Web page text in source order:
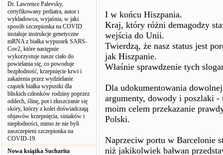
Dr. Lawrence Palevsky,
certyfikowany pediatra, autor i
wykładowca, wyjaśnia, w jaki
sposób szczepionka na COVID
instaluje instrukcje genetyczne
mRNA z białka wypustek SARS-
Cov2, które następnie
wykorzystuje nasze ciało do
powielania się, co powoduje
bezpłodność, krzepnięcie krwi i
zakażenia przez wydzielanie
cząstek białka wypustki dla
bliskich członków rodziny poprzez
oddech, ślinę, pot i złuszczanie się
skóry, którzy z kolei doświadczają
objawów krzepnięcia, siniaków i
niepłodności, mimo że nie byli
zaszczepieni szczepionka na
COVID-19.
Nowa książka Sucharita
I w końcu Hiszpania.
Kraj, który różni demagodzy
wejścia do Unii.
Twierdzą, że nasz status jest
jak Hiszpanie.
Właśnie sprawdzenie tych
Dla udokumentowania
argumenty, dowody i poszlaki
moim celem przekazanie
Polski.
Naprzeciw portu w Barcelonie
niż jakikolwiek bałwan